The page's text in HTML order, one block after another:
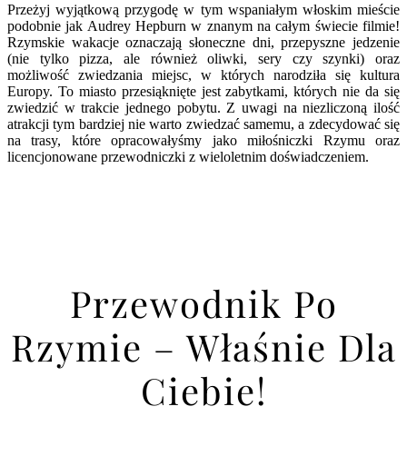
Przeżyj wyjątkową przygodę w tym wspaniałym włoskim mieście
podobnie jak Audrey Hepburn w znanym na całym świecie filmie!
Rzymskie wakacje oznaczają słoneczne dni, przepyszne jedzenie
(nie tylko pizza, ale również oliwki, sery czy szynki) oraz
możliwość zwiedzania miejsc, w których narodziła się kultura
Europy. To miasto przesiąknięte jest zabytkami, których nie da się
zwiedzić w trakcie jednego pobytu. Z uwagi na niezliczoną ilość
atrakcji tym bardziej nie warto zwiedzać samemu, a zdecydować się
na trasy, które opracowałyśmy jako miłośniczki Rzymu oraz
licencjonowane przewodniczki z wieloletnim doświadczeniem.
Przewodnik Po
Rzymie – Właśnie Dla
Ciebie!